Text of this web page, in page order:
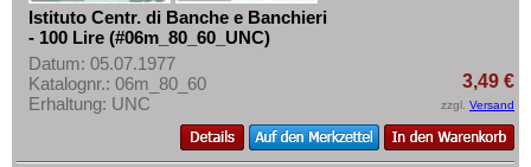
Istituto Centr. di Banche e Banchieri
- 100 Lire (#06m_80_60_UNC)
Datum: 05.07.1977
Katalognr.: 06m_80_60
Erhaltung: UNC
3,49 €
zzgl. Versand